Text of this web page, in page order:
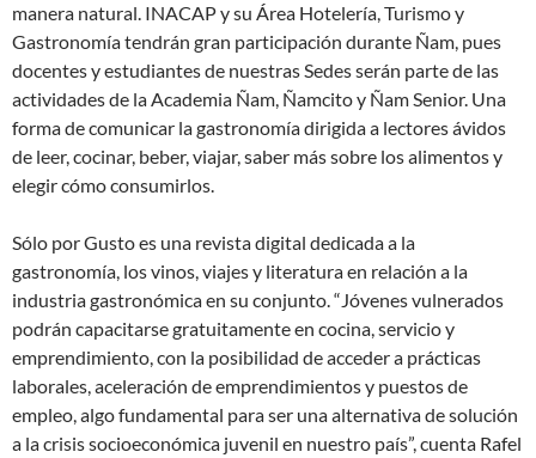
manera natural. INACAP y su Área Hotelería, Turismo y
Gastronomía tendrán gran participación durante Ñam, pues
docentes y estudiantes de nuestras Sedes serán parte de las
actividades de la Academia Ñam, Ñamcito y Ñam Senior. Una
forma de comunicar la gastronomía dirigida a lectores ávidos
de leer, cocinar, beber, viajar, saber más sobre los alimentos y
elegir cómo consumirlos.
Sólo por Gusto es una revista digital dedicada a la
gastronomía, los vinos, viajes y literatura en relación a la
industria gastronómica en su conjunto. “Jóvenes vulnerados
podrán capacitarse gratuitamente en cocina, servicio y
emprendimiento, con la posibilidad de acceder a prácticas
laborales, aceleración de emprendimientos y puestos de
empleo, algo fundamental para ser una alternativa de solución
a la crisis socioeconómica juvenil en nuestro país”, cuenta Rafel